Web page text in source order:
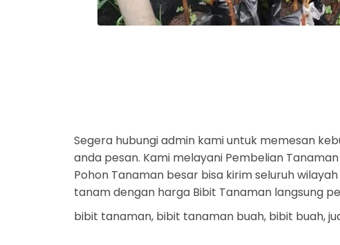
Segera hubungi admin kami untuk memesan
anda pesan. Kami melayani Pembelian
Pohon Tanaman besar bisa kirim seluruh
tanam dengan harga Bibit Tanaman langsung
bibit tanaman, bibit tanaman buah, bibit buah,